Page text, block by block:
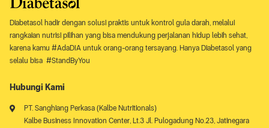
Diabetasol hadir dengan solusi praktis untuk kontrol gula darah, melalui
rangkaian nutrisi pilihan yang bisa mendukung perjalanan hidup lebih sehat,
karena kamu #AdaDIA untuk orang-orang tersayang. Hanya Diabetasol yang
selalu bisa #StandByYou
Hubungi Kami
PT. Sanghiang Perkasa (Kalbe Nutritionals)
Kalbe Business Innovation Center, Lt.3 Jl. Pulogadung No.23, Jatinegara